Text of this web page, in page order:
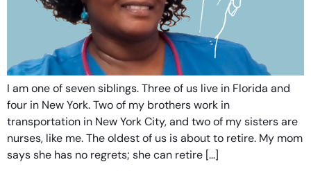
I am one of seven siblings. Three of us live in Florida and
four in New York. Two of my brothers work in
transportation in New York City, and two of my sisters are
nurses, like me. The oldest of us is about to retire. My mom
says she has no regrets; she can retire […]